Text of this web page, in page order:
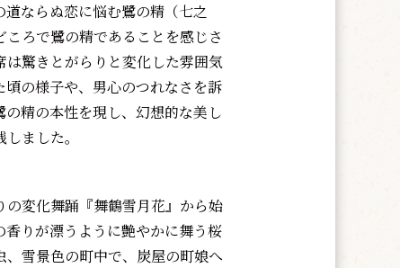
ならぬ恋に悩む鷺の精（七之
ろで鷺の精であることを感じさ
驚きとがらりと変化した雰囲気
の様子や、男心のつれなさを訴
精の本性を現し、幻想的な美し
ました。
変化舞踊『舞鶴雪月花』から始
りが漂うように艶やかに舞う桜
雪景色の町中で、炭屋の町娘へ